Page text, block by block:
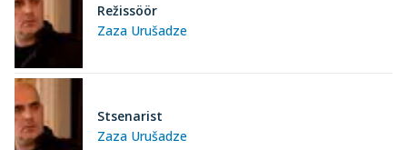
Zaza Urušadze
Režissöör
Zaza Urušadze
Stsenarist